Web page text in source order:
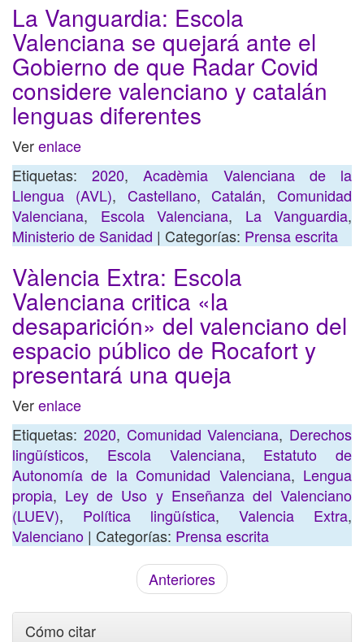
La Vanguardia: Escola
Valenciana se quejará ante el
Gobierno de que Radar Covid
considere valenciano y catalán
lenguas diferentes
Verenlace
Etiquetas:2020,Acadèmia Valenciana de la
Llengua (AVL), Castellano,Catalán, Comunidad
Valenciana, Escola Valenciana, La Vanguardia,
Ministerio de Sanidad | Categorías: Prensa escrita
Vàlencia Extra: Escola
Valenciana critica «la
desaparición» del valenciano del
espacio público de Rocafort y
presentará una queja
Verenlace
Etiquetas: 2020, Comunidad Valenciana, Derechos
lingüísticos, Escola Valenciana, Estatuto de
Autonomía de la Comunidad Valenciana, Lengua
propia, Ley de Uso y Enseñanza del Valenciano
(LUEV), Política lingüística, Valencia Extra,
Valenciano | Categorías: Prensa escrita
Anteriores
Cómo citar